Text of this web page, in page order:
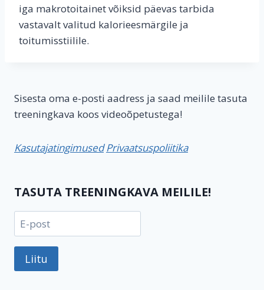
iga makrotoitainet võiksid päevas tarbida
vastavalt valitud kalorieesmärgile ja
toitumisstiilile.
Sisesta oma e-posti aadress ja saad meilile tasuta
treeningkava koos videoõpetustega!
Kasutajatingimused Privaatsuspoliitika
TASUTA TREENINGKAVA MEILILE!
Liitu